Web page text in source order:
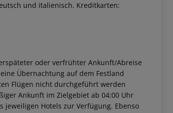
und italienisch. Kreditkarten:
oder verfrühter Ankunft/Abreise
Übernachtung auf dem Festland
Flügen nicht durchgeführt werden
Ankunft im Zielgebiet ab 04:00 Uhr
jeweiligen Hotels zur Verfügung. Ebenso